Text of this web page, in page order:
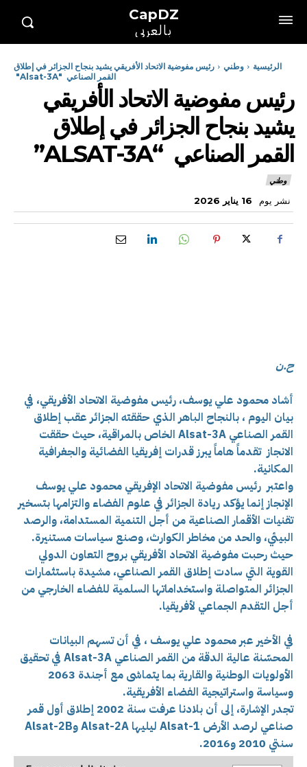
CapDZ
بالعربي
الرئيسية وطني
رئيس مفوضية الاتحاد الأفريقي يشيد بنجاح الجزائر في إطلاق
القمر الصناعي "Alsat-3A"
رئيس مفوضية الاتحاد الأفريقي
يشيد بنجاح الجزائر في إطلاق
القمر الصناعي “ALSAT-3A”
وطني
نشر يوم 16 يناير 2026
ح.ن
أشاد محمود علي يوسف، رئيس مفوضية الاتحاد الأفريقي، في
بيان اليوم ، بالنجاح الباهر الذي حققته الجزائر عقب إطلاق
القمر الصناعي Alsat-3A الخاص بالمراقية، حيث حققت
الانجاز تقدماً هاماً يبرز قدرات إفريقيا الفضائية والجغرافية
المكانية.
واعتبر رئيس مفوضية الاتحاد الإفريقي محمود علي يوسف
الإنجاز إنما يؤكد ريادة الجزائر في علوم الفضاء والتزامها بتسخير
تقنيات الأقمار الصناعية من أجل التنمية المستدامة، والرصد
البيئي، والحد من مخاطر الكوارث، وصنع سياسات مستنيرة.
حيث رحبت مفوضية الاتحاد الأفريقي بروح التعاون الدولي
القوية التي سادت إطلاق القمر الصناعي، مشيدة باستثمارات
الجزائر المتواصلة واستخداماتها السلمية للفضاء الخارجي من
أجل التقدم الجماعي لأفريقيا.
في الأخير عبر محمود علي يوسف ، في أن تسهم البيانات
المحسّنة عالية الدقة من القمر الصناعي Alsat-3A في تحقيق
الأولويات الوطنية والقارية بما يتماشى مع أجندة 2063
وسياسة واستراتيجية الفضاء الأفريقية.
تجدر الإشارة، إلى أن بلادنا عرفت سنة 2002 إطلاق أول قمر
صناعي لرصد الأرض Alsat-1 ليليها Alsat-2A وAlsat-2B
سنتي 2010 و2016.